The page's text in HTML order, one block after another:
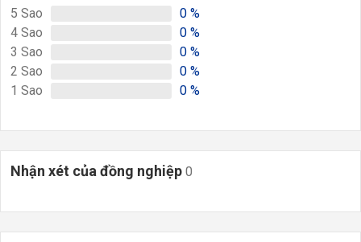
5 Sao 0 %
4 Sao 0 %
3 Sao 0 %
2 Sao 0 %
1 Sao 0 %
Nhận xét của đồng nghiệp 0